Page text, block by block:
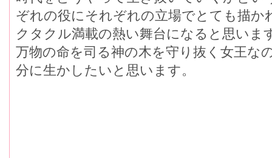
ぞれの役にそれぞれの立場でとても描
クタクル満載の熱い舞台になると思いま
万物の命を司る神の木を守り抜く女王な
分に生かしたいと思います。